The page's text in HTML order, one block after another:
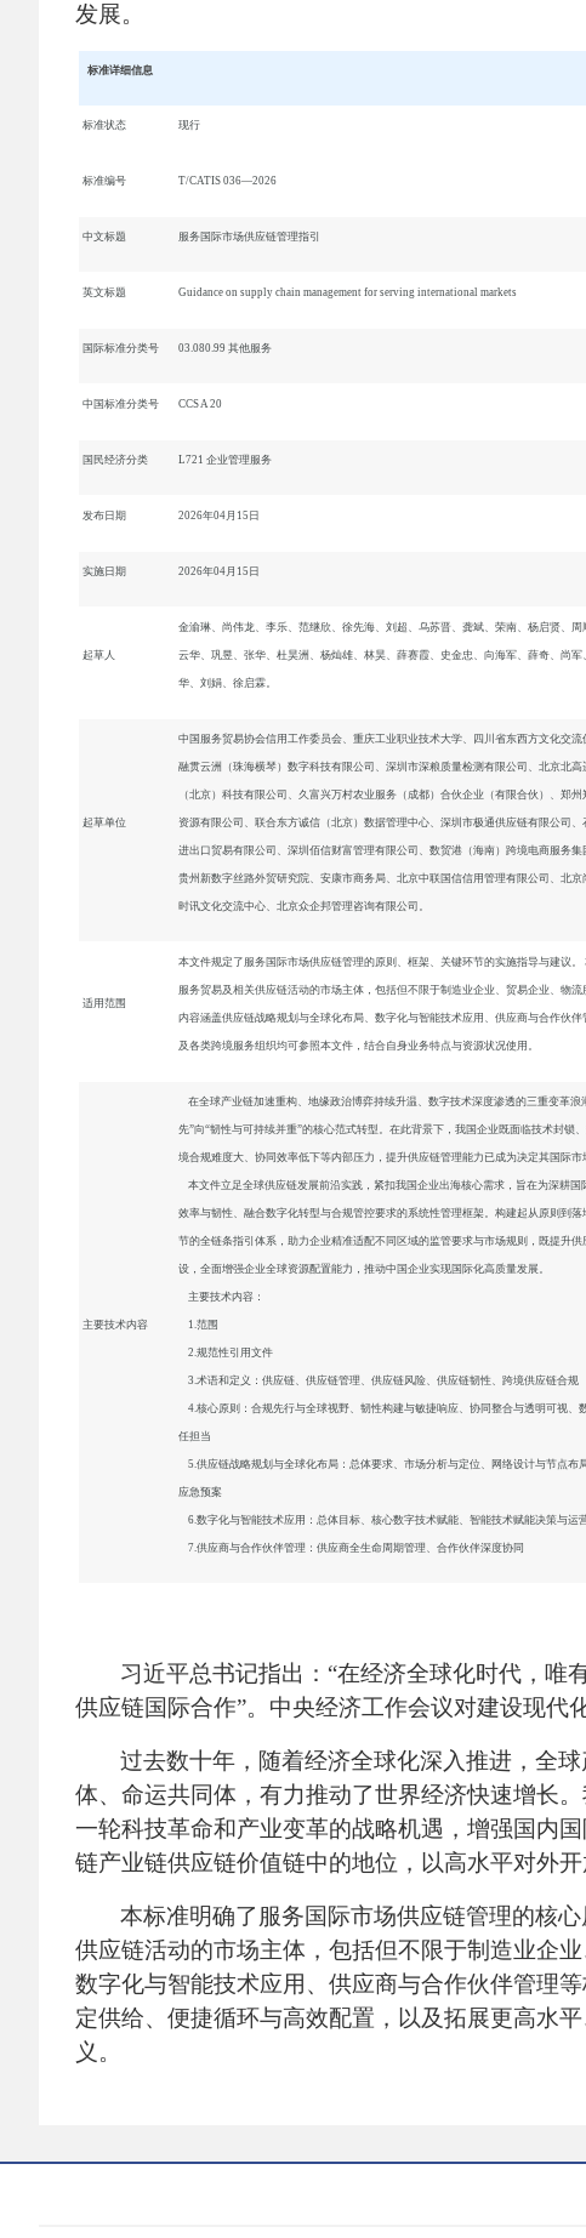
发展。
标准详细信息
标准状态 现行
标准编号 T/CATIS 036—2026
中文标题 服务国际市场供应链管理指引
英文标题 Guidance on supply chain management for serving international markets
国际标准分类号 03.080.99 其他服务
中国标准分类号 CCS A 20
国民经济分类 L721 企业管理服务
发布日期 2026年04月15日
实施日期 2026年04月15日
起草人
金渝琳、尚伟龙、李乐、范继欣、徐先海、刘超、乌苏晋、龚斌、荣南、杨启贤、
云华、巩昱、张华、杜昊洲、杨灿雄、林昊、薛赛霞、史金忠、向海军、薛奇、尚
华、刘娟、徐启霖。
起草单位
中国服务贸易协会信用工作委员会、重庆工业职业技术大学、四川省东西方文化交流
融贯云洲（珠海横琴）数字科技有限公司、深圳市深粮质量检测有限公司、北京北
（北京）科技有限公司、久富兴万村农业服务（成都）合伙企业（有限合伙）、郑
资源有限公司、联合东方诚信（北京）数据管理中心、深圳市极通供应链有限公司
进出口贸易有限公司、深圳佰信财富管理有限公司、数贸港（海南）跨境电商服务集
贵州新数字丝路外贸研究院、安康市商务局、北京中联国信信用管理有限公司、北
时讯文化交流中心、北京众企邦管理咨询有限公司。
适用范围
本文件规定了服务国际市场供应链管理的原则、框架、关键环节的实施指导与建议。
服务贸易及相关供应链活动的市场主体，包括但不限于制造业企业、贸易企业、物
内容涵盖供应链战略规划与全球化布局、数字化与智能技术应用、供应商与合作伙伴
及各类跨境服务组织均可参照本文件，结合自身业务特点与资源状况使用。
主要技术内容
在全球产业链加速重构、地缘政治博弈持续升温、数字技术深度渗透的三重变革浪
先”向“韧性与可持续并重”的核心范式转型。在此背景下，我国企业既面临技术封锁
境合规难度大、协同效率低下等内部压力，提升供应链管理能力已成为决定其国际市
本文件立足全球供应链发展前沿实践，紧扣我国企业出海核心需求，旨在为深耕国
效率与韧性、融合数字化转型与合规管控要求的系统性管理框架。构建起从原则到
节的全链条指引体系，助力企业精准适配不同区域的监管要求与市场规则，既提升
设，全面增强企业全球资源配置能力，推动中国企业实现国际化高质量发展。
主要技术内容：
1.范围
2.规范性引用文件
3.术语和定义：供应链、供应链管理、供应链风险、供应链韧性、跨境供应链合规
4.核心原则：合规先行与全球视野、韧性构建与敏捷响应、协同整合与透明可视、
任担当
5.供应链战略规划与全球化布局：总体要求、市场分析与定位、网络设计与节点布
应急预案
6.数字化与智能技术应用：总体目标、核心数字技术赋能、智能技术赋能决策与运
7.供应商与合作伙伴管理：供应商全生命周期管理、合作伙伴深度协同
习近平总书记指出： “在经济全球化时代，唯
供应链国际合作”。中央经济工作会议对建设现
过去数十年，随着经济全球化深入推进，全
体、命运共同体，有力推动了世界经济快速增长。
一轮科技革命和产业变革的战略机遇，增强国内
链产业链供应链价值链中的地位，以高水平对外
本标准明确了服务国际市场供应链管理的核
供应链活动的市场主体，包括但不限于制造业企
数字化与智能技术应用、供应商与合作伙伴管理
定供给、便捷循环与高效配置，以及拓展更高水
义。